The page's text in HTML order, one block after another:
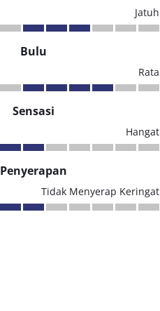
Jatuh
Bulu
Rata
Sensasi
Hangat
Penyerapan
Tidak Menyerap Keringat